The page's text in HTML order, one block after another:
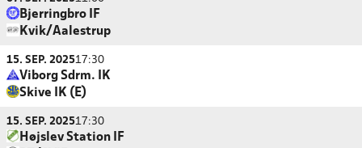
Bjerringbro IF
Kvik/Aalestrup
15. SEP. 202517:30
Viborg Sdrm. IK
Skive IK (E)
15. SEP. 202517:30
Højslev Station IF